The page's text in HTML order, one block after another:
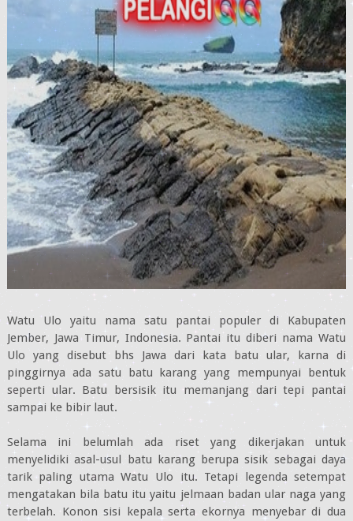
Watu Ulo yaitu nama satu pantai populer di Kabupaten
Jember, Jawa Timur, Indonesia. Pantai itu diberi nama Watu
Ulo yang disebut bhs Jawa dari kata batu ular, karna di
pinggirnya ada satu batu karang yang mempunyai bentuk
seperti ular. Batu bersisik itu memanjang dari tepi pantai
sampai ke bibir laut.
Selama ini belumlah ada riset yang dikerjakan untuk
menyelidiki asal-usul batu karang berupa sisik sebagai daya
tarik paling utama Watu Ulo itu. Tetapi legenda setempat
mengatakan bila batu itu yaitu jelmaan badan ular naga yang
terbelah. Konon sisi kepala serta ekornya menyebar di dua